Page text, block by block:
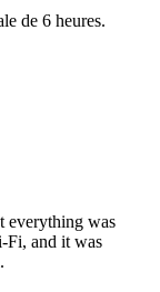
de 6 heures.
everything was
Fi, and it was